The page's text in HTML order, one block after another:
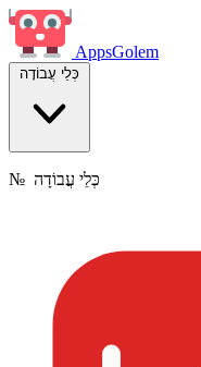
AppsGolem
כְּלֵי עֲבוֹדָה
№ כְּלֵי עֲבוֹדָה